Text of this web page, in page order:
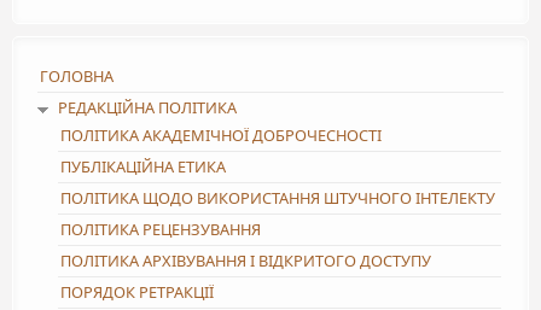
ГОЛОВНА
РЕДАКЦІЙНА ПОЛІТИКА
ПОЛІТИКА АКАДЕМІЧНОЇ ДОБРОЧЕСНОСТІ
ПУБЛІКАЦІЙНА ЕТИКА
ПОЛІТИКА ЩОДО ВИКОРИСТАННЯ ШТУЧНОГО ІНТЕЛЕКТУ
ПОЛІТИКА РЕЦЕНЗУВАННЯ
ПОЛІТИКА АРХІВУВАННЯ І ВІДКРИТОГО ДОСТУПУ
ПОРЯДОК РЕТРАКЦІЇ